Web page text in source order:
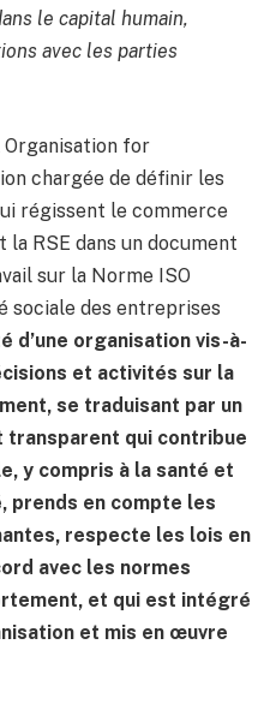
le capital humain,
avec les parties
Organisation for
chargée de définir les
régissent le commerce
RSE dans un document
sur la Norme ISO
sociale des entreprises
d’une organisation vis-à-
et activités sur la
se traduisant par un
qui contribue
y compris à la santé et
prends en compte les
respecte les lois en
avec les normes
et qui est intégré
et mis en œuvre